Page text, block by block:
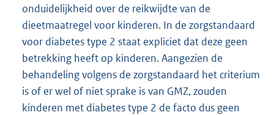
onduidelijkheid over de reikwijdte van de
dieetmaatregel voor kinderen. In de zorgstandaard
voor diabetes type 2 staat expliciet dat deze geen
betrekking heeft op kinderen. Aangezien de
behandeling volgens de zorgstandaard het criterium
is of er wel of niet sprake is van GMZ, zouden
kinderen met diabetes type 2 de facto dus geen